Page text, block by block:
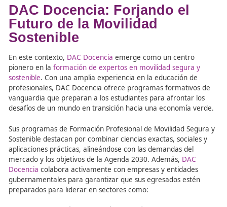
Un estudio tituladoLa Formación Profesional ante los
sostenibilidad medioambiental en España
relacionada con la FP. Además, identifica 60 ciclos
verdes como clave, divididos entre 22 de grado medio y
grado superior, que cubrirán las necesidades del
laboral en sectores sostenibles.
DAC Docencia: Forjando el
Futuro de la Movilidad
Sostenible
En este contexto,DAC Docencia emerge como un
pionero en laformación de expertos en movilidad